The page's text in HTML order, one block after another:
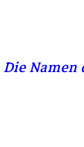
Die